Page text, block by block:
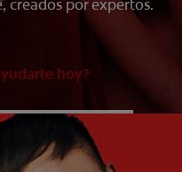
creados por expertos.
hoy?